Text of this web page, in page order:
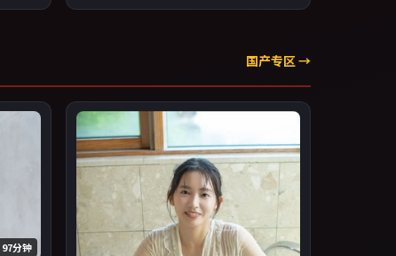
国产专区 →
97分钟